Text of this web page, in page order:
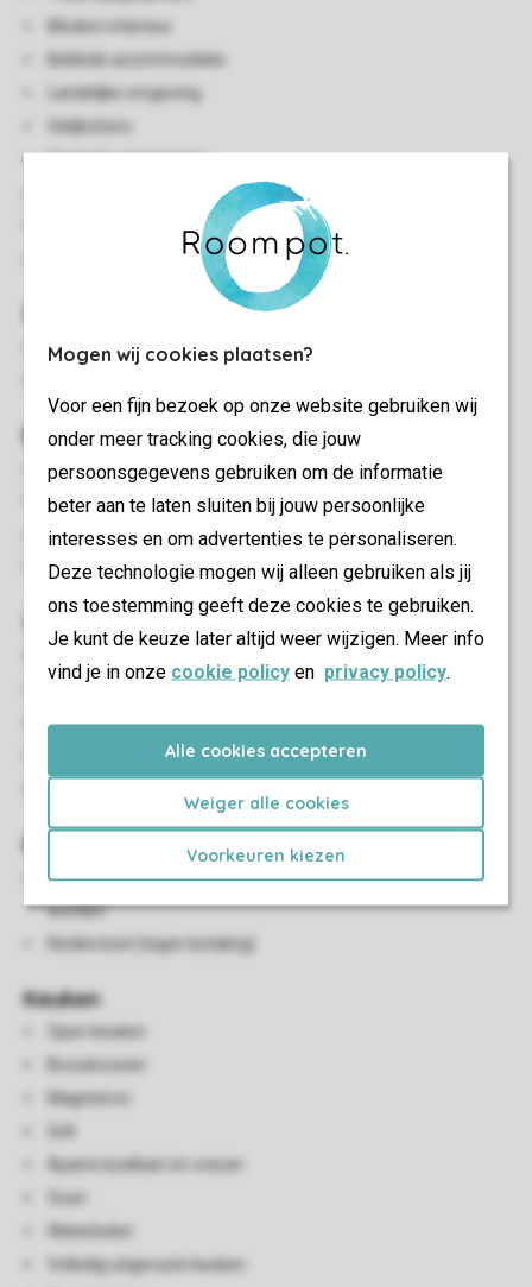
Mogen wij cookies plaatsen?
Voor een fijn bezoek op onze website gebruiken wij
onder meer tracking cookies, die jouw
persoonsgegevens gebruiken om de informatie
beter aan te laten sluiten bij jouw persoonlijke
interesses en om advertenties te personaliseren.
Deze technologie mogen wij alleen gebruiken als jij
ons toestemming geeft deze cookies te gebruiken.
Je kunt de keuze later altijd weer wijzigen. Meer info
vind je in onze cookie policy en privacy policy.
Alle cookies accepteren
Weiger alle cookies
Voorkeuren kiezen
Modern interieur
Beklede accommodatie
Landelijke omgeving
Gelijkvloers
Centrale verwarming
Enkele traptreden naar accommodatie
Huisdieren toegestaan
Slaapkamer met 2-persoonsbed
Buiten
Terrasmeubilair
Luxe bubbelbad (buiten)
Afgesloten terras
Parkeren in de buurt van de accommodatie
Woon-/eetkamer
Elektrische sfeerhaard
Kindervoorzieningen
Een kinderbed kan uitsluitend in de woonkamer geplaatst
worden
Kinderstoel (tegen betaling)
Keuken
Open keuken
Broodrooster
Magnetron
Aparte koelkast en vriezer
Oven
Waterkoker
Volledig uitgeruste keuken